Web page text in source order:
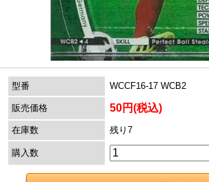
型番 WCCF16-17 WCB2
販売価格 50円(税込)
在庫数 残り7
購入数